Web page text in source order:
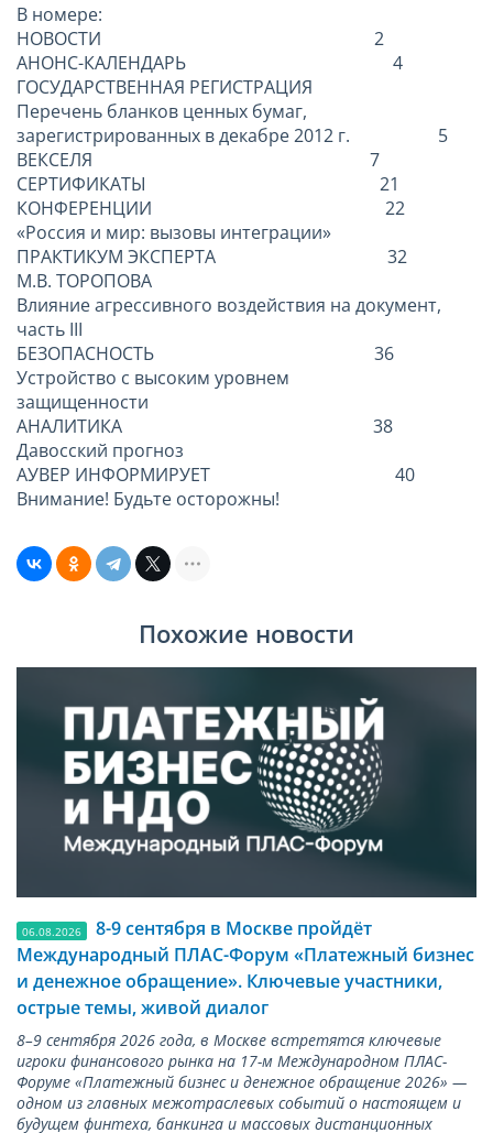
В номере:
НОВОСТИ 2
АНОНС-КАЛЕНДАРЬ 4
ГОСУДАРСТВЕННАЯ РЕГИСТРАЦИЯ
Перечень бланков ценных бумаг,
зарегистрированных в декабре 2012 г. 5
ВЕКСЕЛЯ 7
СЕРТИФИКАТЫ 21
КОНФЕРЕНЦИИ 22
«Россия и мир: вызовы интеграции»
ПРАКТИКУМ ЭКСПЕРТА 32
М.В. ТОРОПОВА
Влияние агрессивного воздействия на документ,
часть III
БЕЗОПАСНОСТЬ 36
Устройство с высоким уровнем
защищенности
АНАЛИТИКА 38
Давосский прогноз
АУВЕР ИНФОРМИРУЕТ 40
Внимание! Будьте осторожны!
Похожие новости
06.08.2026
8-9 сентября в Москве пройдёт
Международный ПЛАС-Форум «Платежный бизнес
и денежное обращение». Ключевые участники,
острые темы, живой диалог
8–9 сентября 2026 года, в Москве встретятся ключевые
игроки финансового рынка на 17-м Международном ПЛАС-
Форуме «Платежный бизнес и денежное обращение 2026» —
одном из главных межотраслевых событий о настоящем и
будущем финтеха, банкинга и массовых дистанционных